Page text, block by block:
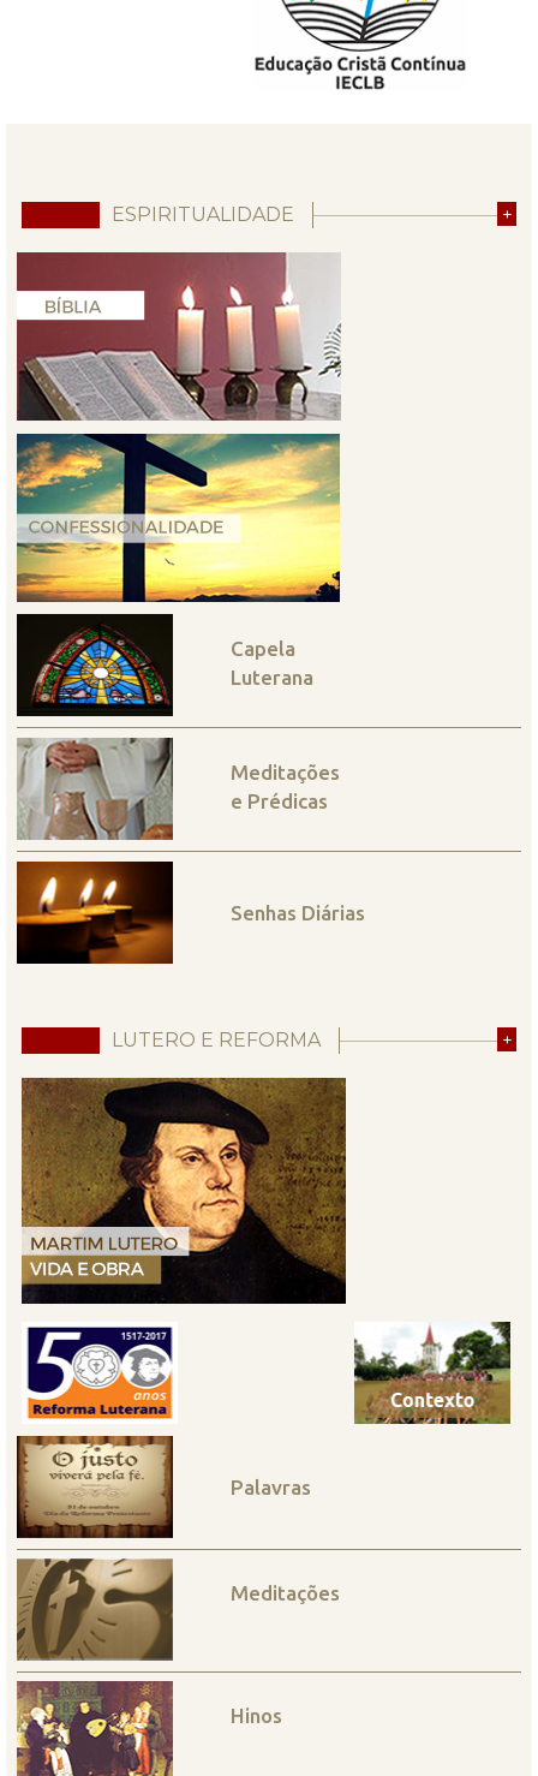
ESPIRITUALIDADE +
Capela
Luterana
Meditações
e Prédicas
Senhas Diárias
LUTERO E REFORMA +
Palavras
Meditações
Hinos